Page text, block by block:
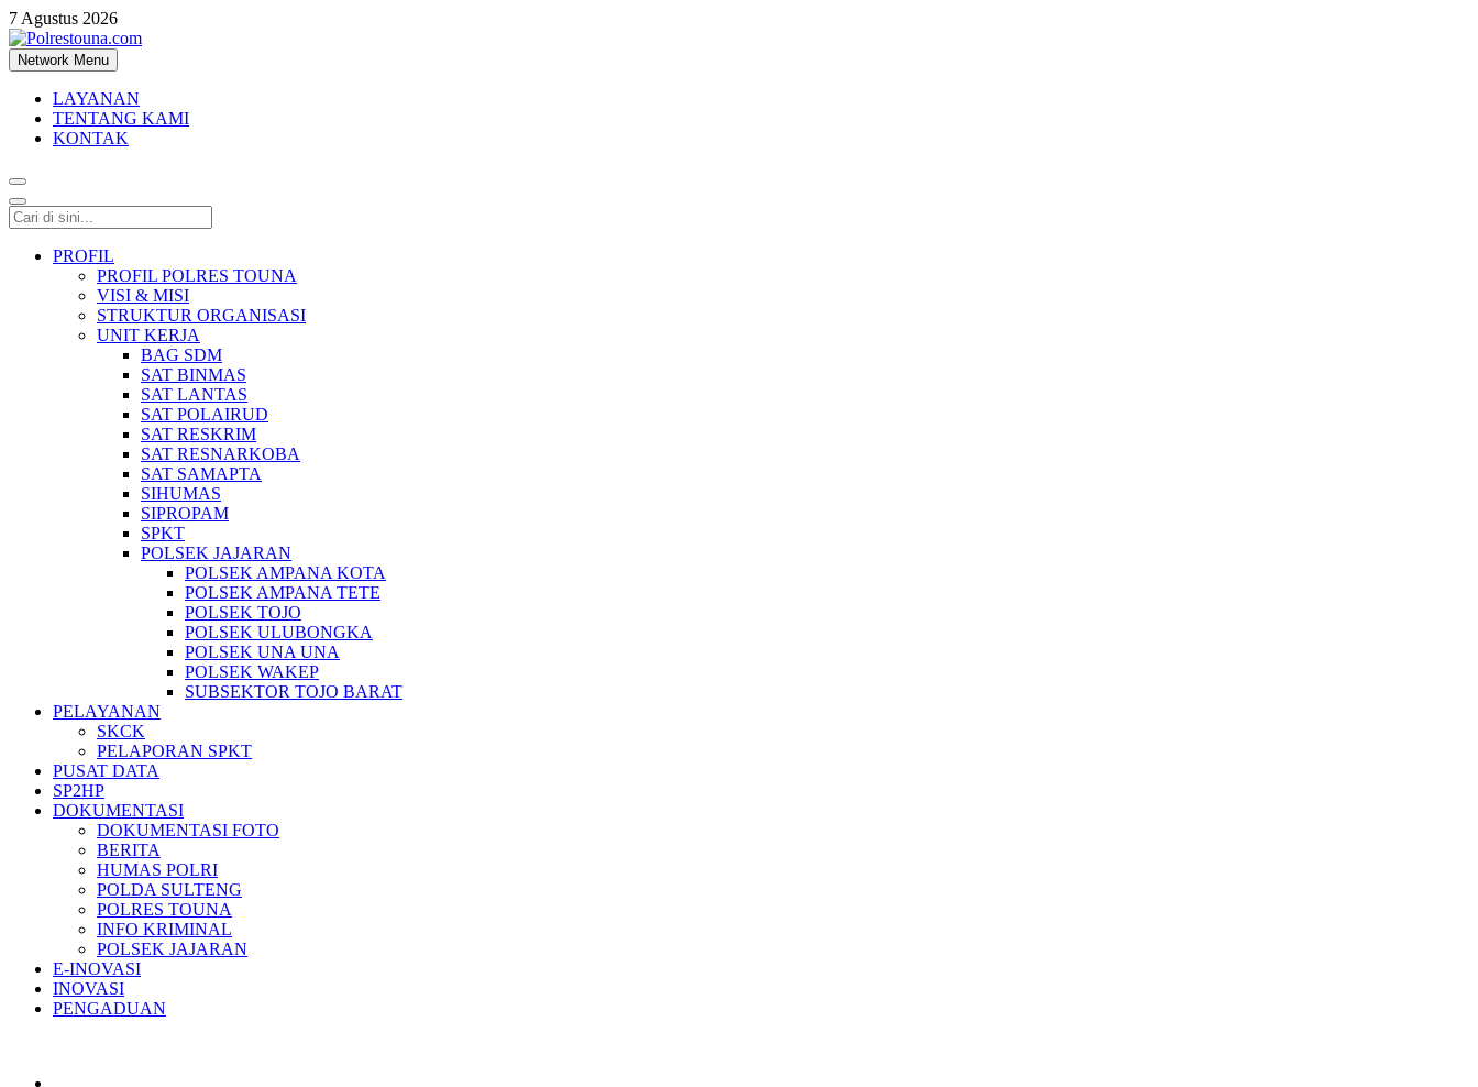
7 Agustus 2026
Polrestouna.com
Informasi Layanan Publik
Network Menu
LAYANAN
TENTANG KAMI
KONTAK
PROFIL
PROFIL POLRES TOUNA
VISI & MISI
STRUKTUR ORGANISASI
UNIT KERJA
BAG SDM
SAT BINMAS
SAT LANTAS
SAT POLAIRUD
SAT RESKRIM
SAT RESNARKOBA
SAT SAMAPTA
SIHUMAS
SIPROPAM
SPKT
POLSEK JAJARAN
POLSEK AMPANA KOTA
POLSEK AMPANA TETE
POLSEK TOJO
POLSEK ULUBONGKA
POLSEK UNA UNA
POLSEK WAKEP
SUBSEKTOR TOJO BARAT
PELAYANAN
SKCK
PELAPORAN SPKT
PUSAT DATA
SP2HP
DOKUMENTASI
DOKUMENTASI FOTO
BERITA
HUMAS POLRI
POLDA SULTENG
POLRES TOUNA
INFO KRIMINAL
POLSEK JAJARAN
E-INOVASI
INOVASI
PENGADUAN